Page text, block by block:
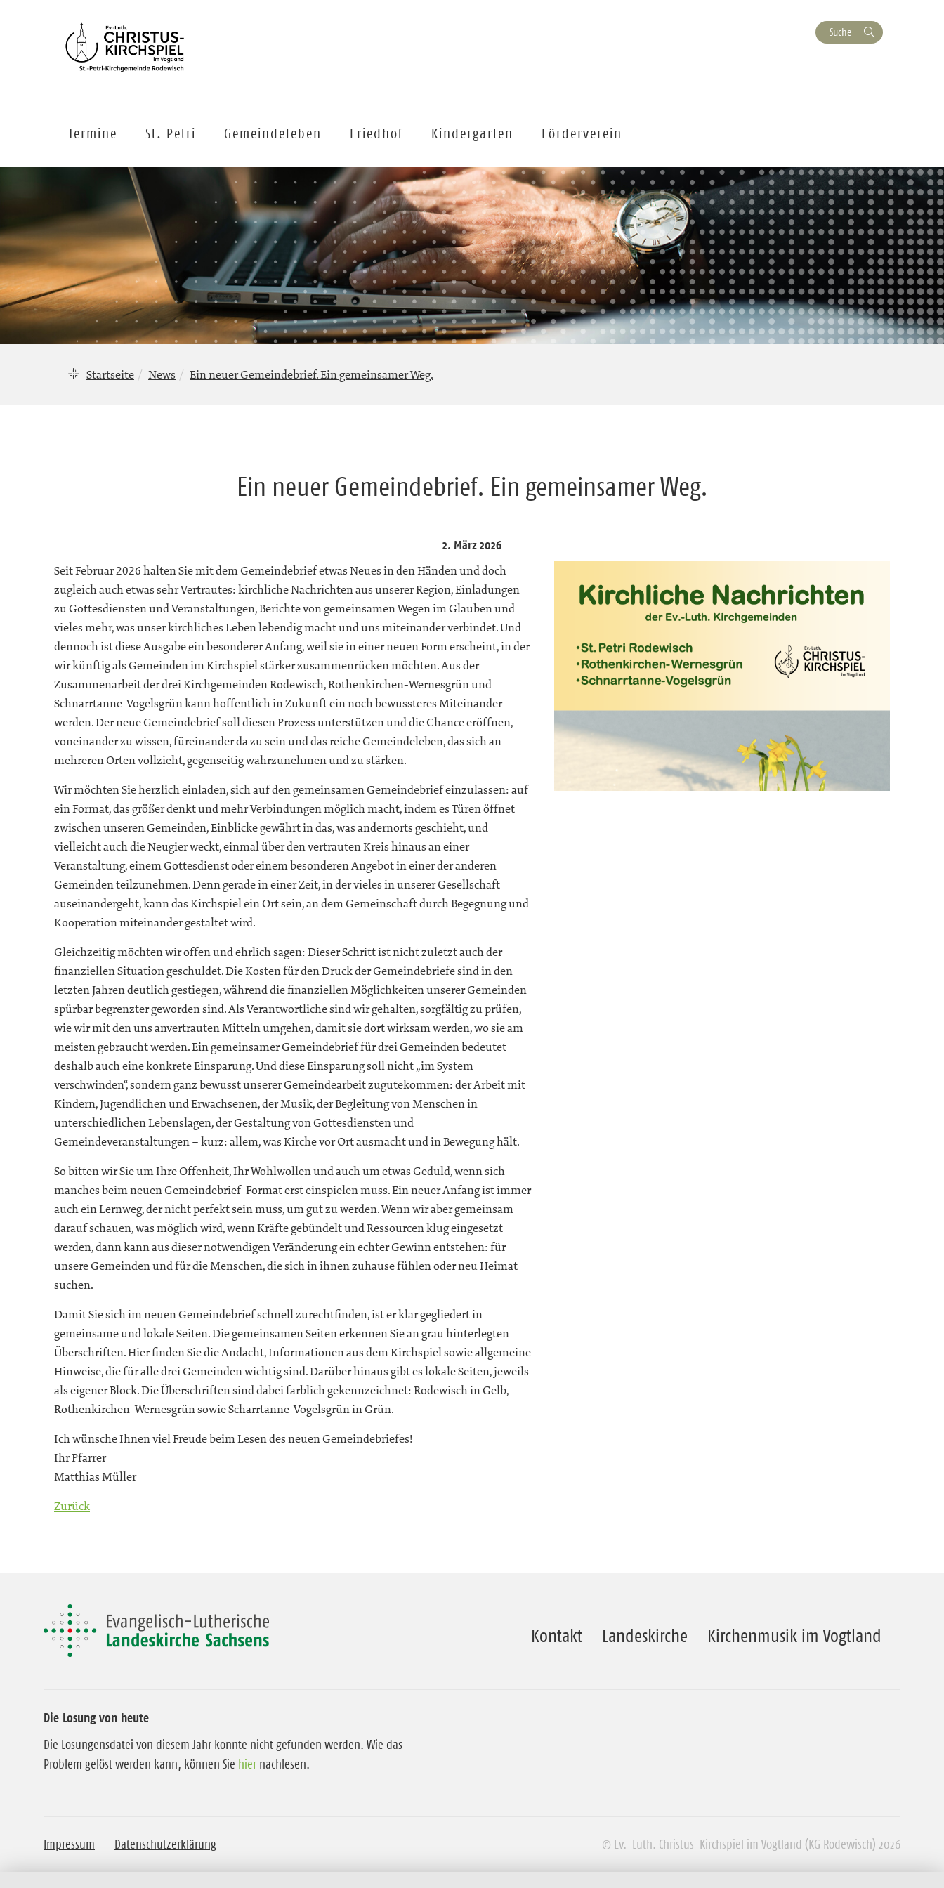
Suche
Termine St. Petri Gemeindeleben Friedhof Kindergarten Förderverein
Startseite News Ein neuer Gemeindebrief. Ein gemeinsamer Weg.
Ein neuer Gemeindebrief. Ein gemeinsamer Weg.
2. März 2026
Seit Februar 2026 halten Sie mit dem Gemeindebrief etwas Neues in den Händen und doch
zugleich auch etwas sehr Vertrautes: kirchliche Nachrichten aus unserer Region, Einladungen
zu Gottesdiensten und Veranstaltungen, Berichte von gemeinsamen Wegen im Glauben und
vieles mehr, was unser kirchliches Leben lebendig macht und uns miteinander verbindet. Und
dennoch ist diese Ausgabe ein besonderer Anfang, weil sie in einer neuen Form erscheint, in der
wir künftig als Gemeinden im Kirchspiel stärker zusammenrücken möchten. Aus der
Zusammenarbeit der drei Kirchgemeinden Rodewisch, Rothenkirchen-Wernesgrün und
Schnarrtanne-Vogelsgrün kann hoffentlich in Zukunft ein noch bewussteres Miteinander
werden. Der neue Gemeindebrief soll diesen Prozess unterstützen und die Chance eröffnen,
voneinander zu wissen, füreinander da zu sein und das reiche Gemeindeleben, das sich an
mehreren Orten vollzieht, gegenseitig wahrzunehmen und zu stärken.
Wir möchten Sie herzlich einladen, sich auf den gemeinsamen Gemeindebrief einzulassen: auf
ein Format, das größer denkt und mehr Verbindungen möglich macht, indem es Türen öffnet
zwischen unseren Gemeinden, Einblicke gewährt in das, was andernorts geschieht, und
vielleicht auch die Neugier weckt, einmal über den vertrauten Kreis hinaus an einer
Veranstaltung, einem Gottesdienst oder einem besonderen Angebot in einer der anderen
Gemeinden teilzunehmen. Denn gerade in einer Zeit, in der vieles in unserer Gesellschaft
auseinandergeht, kann das Kirchspiel ein Ort sein, an dem Gemeinschaft durch Begegnung und
Kooperation miteinander gestaltet wird.
Gleichzeitig möchten wir offen und ehrlich sagen: Dieser Schritt ist nicht zuletzt auch der
finanziellen Situation geschuldet. Die Kosten für den Druck der Gemeindebriefe sind in den
letzten Jahren deutlich gestiegen, während die finanziellen Möglichkeiten unserer Gemeinden
spürbar begrenzter geworden sind. Als Verantwortliche sind wir gehalten, sorgfältig zu prüfen,
wie wir mit den uns anvertrauten Mitteln umgehen, damit sie dort wirksam werden, wo sie am
meisten gebraucht werden. Ein gemeinsamer Gemeindebrief für drei Gemeinden bedeutet
deshalb auch eine konkrete Einsparung. Und diese Einsparung soll nicht „im System
verschwinden“, sondern ganz bewusst unserer Gemeindearbeit zugutekommen: der Arbeit mit
Kindern, Jugendlichen und Erwachsenen, der Musik, der Begleitung von Menschen in
unterschiedlichen Lebenslagen, der Gestaltung von Gottesdiensten und
Gemeindeveranstaltungen – kurz: allem, was Kirche vor Ort ausmacht und in Bewegung hält.
So bitten wir Sie um Ihre Offenheit, Ihr Wohlwollen und auch um etwas Geduld, wenn sich
manches beim neuen Gemeindebrief-Format erst einspielen muss. Ein neuer Anfang ist immer
auch ein Lernweg, der nicht perfekt sein muss, um gut zu werden. Wenn wir aber gemeinsam
darauf schauen, was möglich wird, wenn Kräfte gebündelt und Ressourcen klug eingesetzt
werden, dann kann aus dieser notwendigen Veränderung ein echter Gewinn entstehen: für
unsere Gemeinden und für die Menschen, die sich in ihnen zuhause fühlen oder neu Heimat
suchen.
Damit Sie sich im neuen Gemeindebrief schnell zurechtfinden, ist er klar gegliedert in
gemeinsame und lokale Seiten. Die gemeinsamen Seiten erkennen Sie an grau hinterlegten
Überschriften. Hier finden Sie die Andacht, Informationen aus dem Kirchspiel sowie allgemeine
Hinweise, die für alle drei Gemeinden wichtig sind. Darüber hinaus gibt es lokale Seiten, jeweils
als eigener Block. Die Überschriften sind dabei farblich gekennzeichnet: Rodewisch in Gelb,
Rothenkirchen-Wernesgrün sowie Scharrtanne-Vogelsgrün in Grün.
Ich wünsche Ihnen viel Freude beim Lesen des neuen Gemeindebriefes!
Ihr Pfarrer
Matthias Müller
Zurück
Kontakt Landeskirche Kirchenmusik im Vogtland
Die Losung von heute
Die Losungensdatei von diesem Jahr konnte nicht gefunden werden. Wie das
Problem gelöst werden kann, können Sie hier nachlesen.
Impressum Datenschutzerklärung © Ev.-Luth. Christus-Kirchspiel im Vogtland (KG Rodewisch) 2026